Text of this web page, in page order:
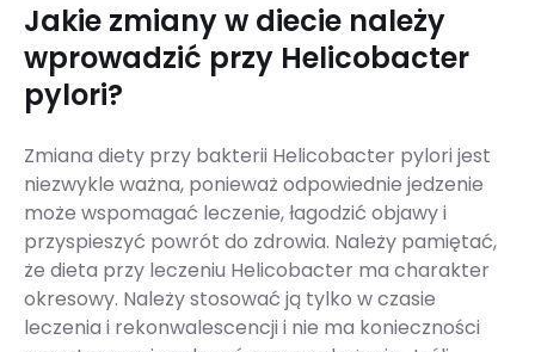
Jakie zmiany w diecie należy
wprowadzić przy Helicobacter
pylori?
Zmiana diety przy bakterii Helicobacter pylori jest
niezwykle ważna, ponieważ odpowiednie jedzenie
może wspomagać leczenie, łagodzić objawy i
przyspieszyć powrót do zdrowia. Należy pamiętać,
że dieta przy leczeniu Helicobacter ma charakter
okresowy. Należy stosować ją tylko w czasie
leczenia i rekonwalescencji i nie ma konieczności